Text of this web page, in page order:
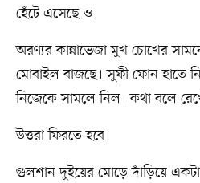
হেঁটে এসেছে ও।
অরণ্যর কান্নাভেজা মুখ চোখের
মোবাইল বাজছে। সুফী ফোন হাতে
নিজেকে সামলে নিল। কথা বলে
উত্তরা ফিরতে হবে।
গুলশান দুইয়ের মোড়ে দাঁড়িয়ে